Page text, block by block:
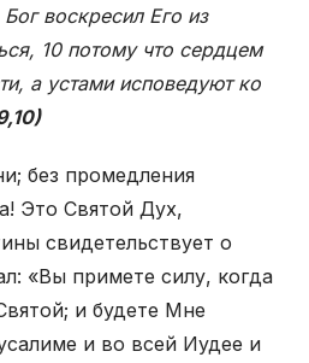
воскресил Его из
10 потому что сердцем
а устами исповедуют ко
без промедления
Это Святой Дух,
свидетельствует о
«Вы примете силу, когда
и будете Мне
и во всей Иудее и